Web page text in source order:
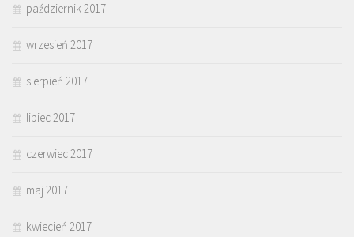
październik 2017
wrzesień 2017
sierpień 2017
lipiec 2017
czerwiec 2017
maj 2017
kwiecień 2017